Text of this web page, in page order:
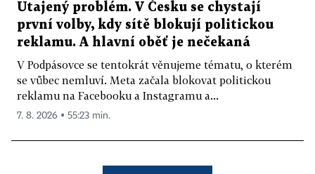
Utajený problém. V Česku se chystají
první volby, kdy sítě blokují politickou
reklamu. A hlavní oběť je nečekaná
V Podpásovce se tentokrát věnujeme tématu, o kterém
se vůbec nemluví. Meta začala blokovat politickou
reklamu na Facebooku a Instagramu a...
7. 8. 2026 ▪ 55:23 min.